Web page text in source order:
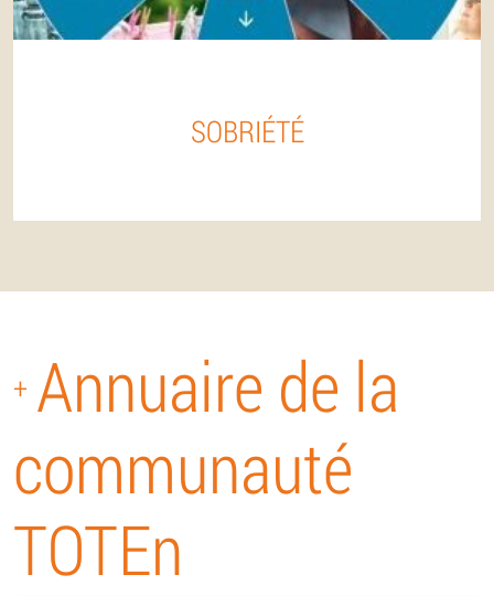
SOBRIÉTÉ
+ Annuaire de la
communauté
TOTEn